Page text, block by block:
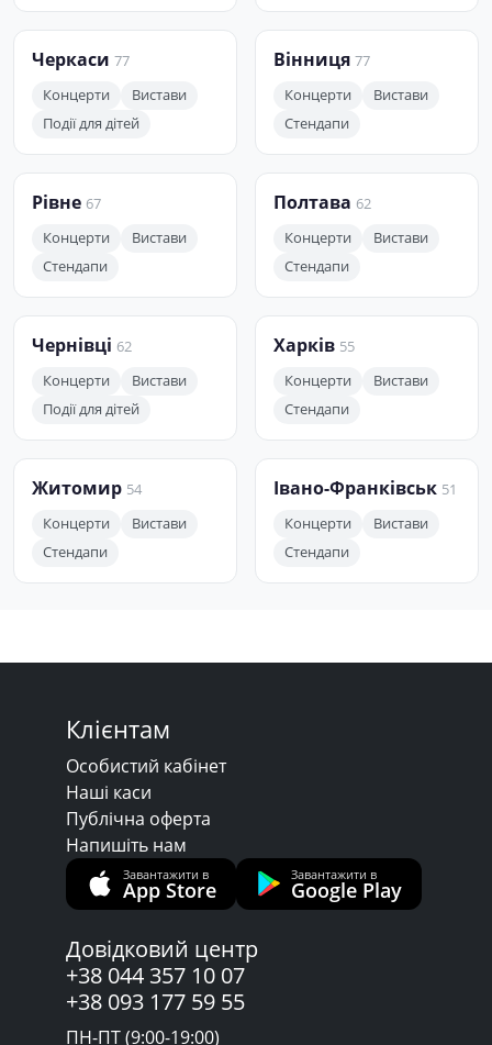
Черкаси 77
Концерти
Вистави
Події для дітей
Вінниця 77
Концерти
Вистави
Стендапи
Рівне 67
Концерти
Вистави
Стендапи
Полтава 62
Концерти
Вистави
Стендапи
Чернівці 62
Концерти
Вистави
Події для дітей
Харків 55
Концерти
Вистави
Стендапи
Житомир 54
Концерти
Вистави
Стендапи
Івано-Франківськ 51
Концерти
Вистави
Стендапи
Клієнтам
Особистий кабінет
Наші каси
Публічна оферта
Напишіть нам
Завантажити в
App Store
Завантажити в
Google Play
Довідковий центр
+38 044 357 10 07
+38 093 177 59 55
ПН-ПТ (9:00-19:00)